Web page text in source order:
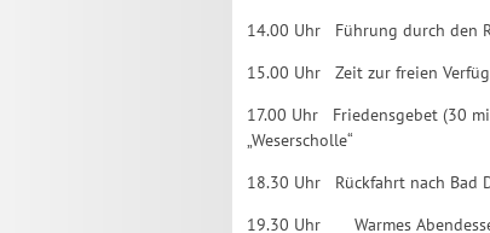
14.00 Uhr Führung durch den
15.00 Uhr Zeit zur freien
17.00 Uhr Friedensgebet (30
„Weserscholle“
18.30 Uhr Rückfahrt nach Bad
19.30 Uhr Warmes